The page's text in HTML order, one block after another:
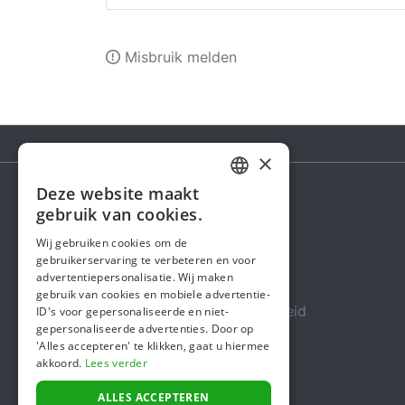
Misbruik melden
Steunactie
Over ons
In de media
Veiligheid & Betrouwbaarheid
Algemene voorwaarden
Privacybeleid
Cookiebeleid
ENGLISH
×
Deze website maakt
gebruik van cookies.
Wij gebruiken cookies om de
gebruikerservaring te verbeteren en voor
advertentiepersonalisatie. Wij maken
gebruik van cookies en mobiele advertentie-
ID's voor gepersonaliseerde en niet-
gepersonaliseerde advertenties. Door op
'Alles accepteren' te klikken, gaat u hiermee
akkoord. Lees verder
ALLES ACCEPTEREN